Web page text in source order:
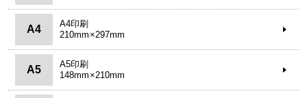
A4
A4印刷
210mm×297mm
A5
A5印刷
148mm×210mm